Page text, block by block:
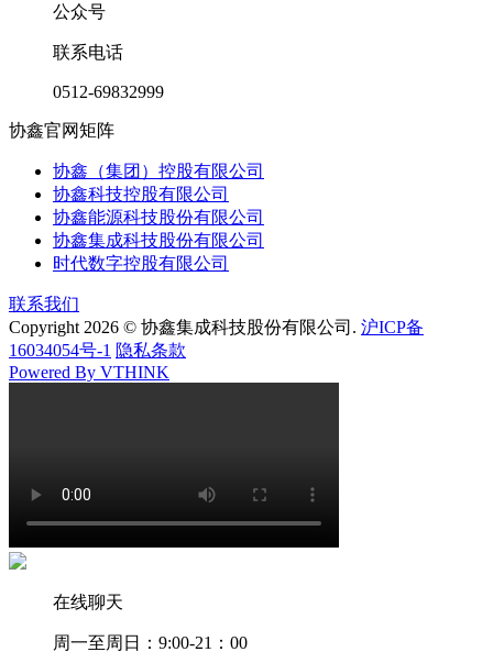
公众号
联系电话
0512-69832999
协鑫官网矩阵
协鑫（集团）控股有限公司
协鑫科技控股有限公司
协鑫能源科技股份有限公司
协鑫集成科技股份有限公司
时代数字控股有限公司
联系我们
Copyright 2026 © 协鑫集成科技股份有限公司. 沪ICP备
16034054号-1 隐私条款
Powered By VTHINK
在线聊天
周一至周日：9:00-21：00